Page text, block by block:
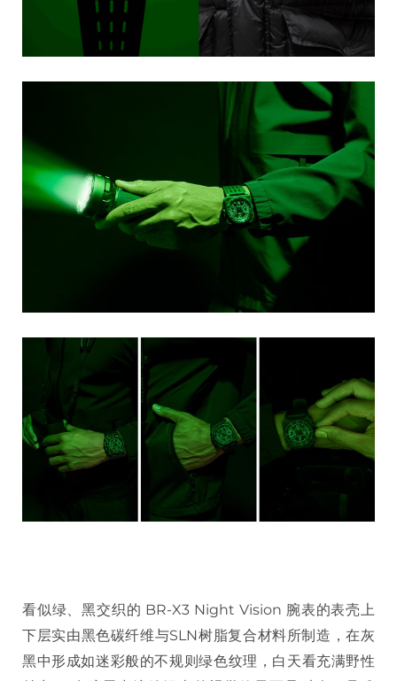
看似绿、黑交织的 BR-X3 Night Vision 腕表的表壳上
下层实由黑色碳纤维与SLN树脂复合材料所制造，在灰
黑中形成如迷彩般的不规则绿色纹理，白天看充满野性